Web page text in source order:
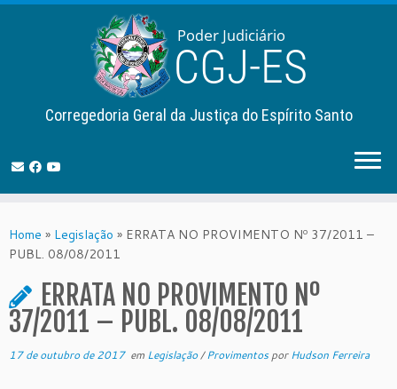
to
content
Corregedoria Geral da Justiça do Espírito Santo
Home » Legislação » ERRATA NO PROVIMENTO Nº 37/2011 –
PUBL. 08/08/2011
ERRATA NO PROVIMENTO Nº
37/2011 – PUBL. 08/08/2011
17 de outubro de 2017em Legislação/ProvimentosporHudson Ferreira